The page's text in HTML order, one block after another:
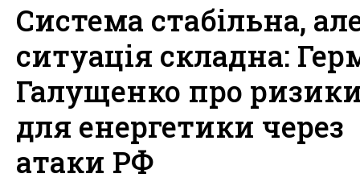
Система стабільна,
ситуація складна:
Галущенко про
для енергетики через
атаки РФ